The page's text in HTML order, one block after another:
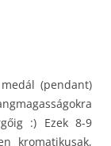
(pendant)
:) Ezek 8-9
kromatikusak,